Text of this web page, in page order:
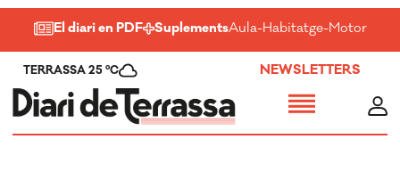
El diari en PDF SuplementsAula-Habitatge-Motor-
TERRASSA 25 ºC NEWSLETTERS